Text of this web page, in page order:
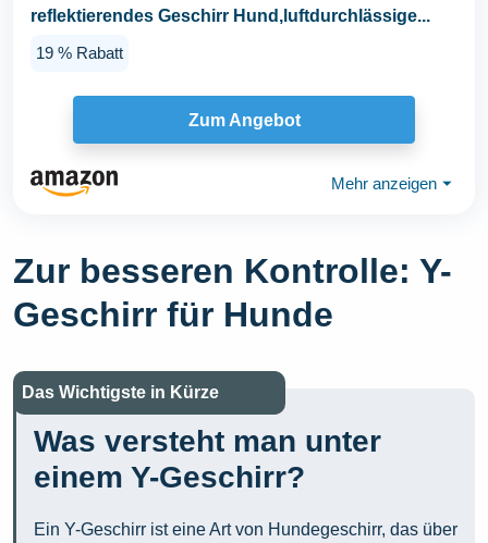
reflektierendes Geschirr Hund,luftdurchlässige...
19 % Rabatt
Zum Angebot
Mehr anzeigen ⏷
Zur besseren Kontrolle: Y-
Geschirr für Hunde
Das Wichtigste in Kürze
Was versteht man unter
einem Y-Geschirr?
Ein Y-Geschirr ist eine Art von Hundegeschirr, das über